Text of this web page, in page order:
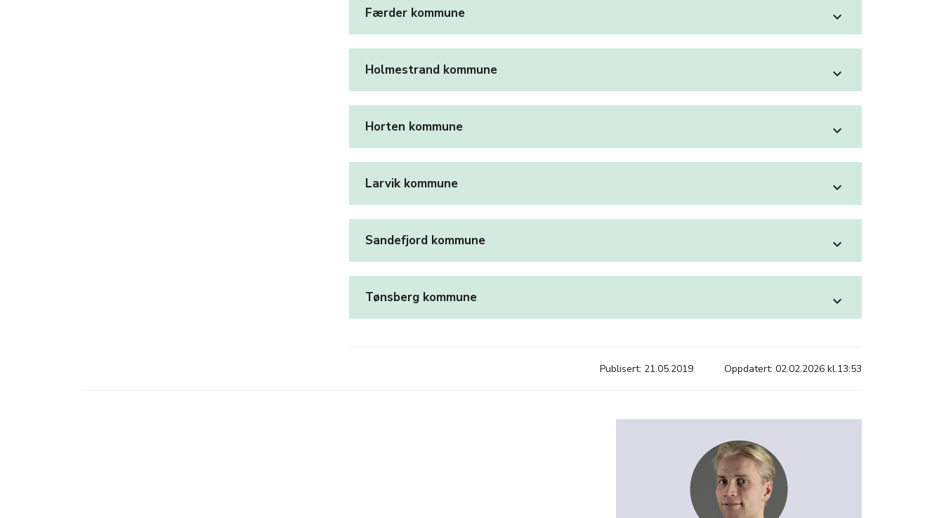
Færder kommune expand_more
Holmestrand kommune expand_more
Horten kommune expand_more
Larvik kommune expand_more
Sandefjord kommune expand_more
Tønsberg kommune expand_more
Publisert: 21.05.2019 Oppdatert: 02.02.2026 kl.13:53